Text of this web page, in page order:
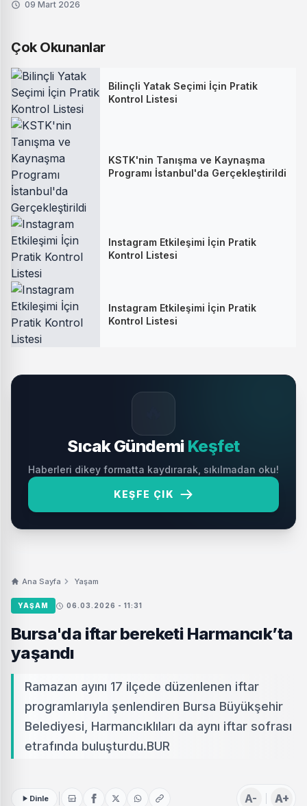
09 Mart 2026
Çok Okunanlar
Bilinçli Yatak Seçimi İçin Pratik
Kontrol Listesi
KSTK'nin Tanışma ve Kaynaşma
Programı İstanbul'da Gerçekleştirildi
Instagram Etkileşimi İçin Pratik
Kontrol Listesi
Instagram Etkileşimi İçin Pratik
Kontrol Listesi
Sıcak Gündemi Keşfet
Haberleri dikey formatta kaydırarak, sıkılmadan oku!
KEŞFE ÇIK
Ana Sayfa Yaşam
YAŞAM 06.03.2026 - 11:31
Bursa'da iftar bereketi Harmancık’ta
yaşandı
Ramazan ayını 17 ilçede düzenlenen iftar
programlarıyla şenlendiren Bursa Büyükşehir
Belediyesi, Harmancıklıları da aynı iftar sofrası
etrafında buluşturdu.BUR
Dinle A- A+